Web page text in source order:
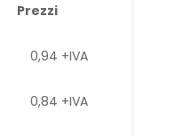
Prezzi
0,94 +IVA
0,84 +IVA